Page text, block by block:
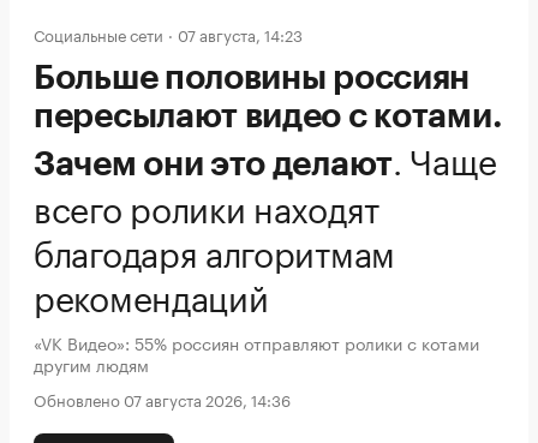
Социальные сети 07 августа, 14:23
Больше половины россиян
пересылают видео с котами.
Зачем они это делают Чаще
всего ролики находят
благодаря алгоритмам
рекомендаций
«VK Видео»: 55% россиян отправляют ролики с котами
другим людям
Обновлено 07 августа 2026, 14:36